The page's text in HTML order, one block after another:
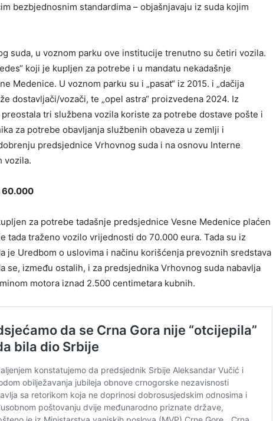
bezbjednosnim standardima – objašnjavaju iz suda kojim
suda, u voznom parku ove institucije trenutno su četiri vozila.
koji je kupljen za potrebe i u mandatu nekadašnje
Medenice. U voznom parku su i „pasat“ iz 2015. i „dačija
dostavljači/vozači, te „opel astra“ proizvedena 2024. Iz
tri službena vozila koriste za potrebe dostave pošte i
za potrebe obavljanja službenih obaveza u zemlji i
predsjednice Vrhovnog suda i na osnovu Interne
vozila.
60.000
za potrebe tadašnje predsjednice Vesne Medenice plaćen
tada traženo vozilo vrijednosti do 70.000 eura. Tada su iz
je Ured­bom o uslo­vi­ma i na­či­nu ko­ri­šće­nja pre­vo­znih sred­sta­va
se, između ostalih, i za predsjednika Vr­hov­nog su­da na­ba­vlja
mo­to­ra iz­nad 2.500 cen­ti­me­ta­ra kub­nih.